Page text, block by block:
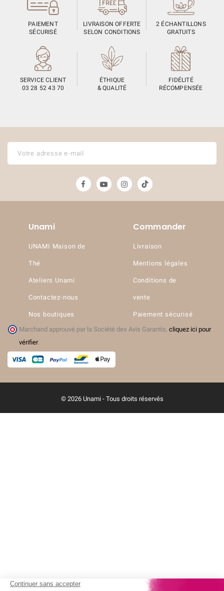
PAIEMENT
SÉCURISÉ
LIVRAISON OFFERTE
SELON CONDITIONS
2 ÉCHANTILLONS
GRATUITS
SERVICE CLIENT
03 28 52 43 70
ÉTHIQUE
& QUALITÉ
FIDÉLITÉ
RÉCOMPENSÉE
Unami
UNAMI Maison de
Thé
Ateliers Unami
Contactez-nous
Nos boutiques
Commander
Livraison
Mentions légales
Conditions de
vente
Paiement sécurisé
Marchand approuvé par la Société des Avis Garantis, cliquez ici pour
vérifier.
© 2026 Unami - Tous droits réservés